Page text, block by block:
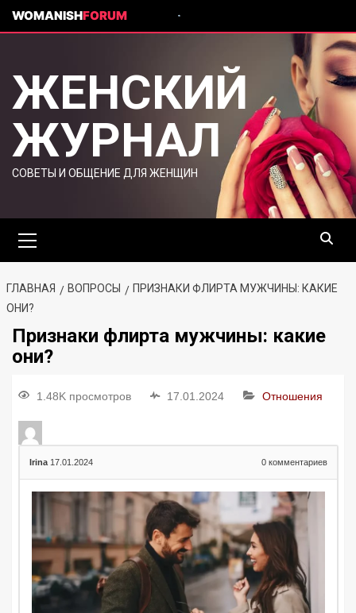
WOMANISHFORUM
ЖЕНСКИЙ
ЖУРНАЛ
СОВЕТЫ И ОБЩЕНИЕ ДЛЯ ЖЕНЩИН
ГЛАВНАЯ ВОПРОСЫ
ПРИЗНАКИ ФЛИРТА МУЖЧИНЫ: КАКИЕ
ОНИ?
Признаки флирта мужчины: какие
они?
1.48K просмотров 17.01.2024 Отношения
Irina 17.01.2024 0комментариев